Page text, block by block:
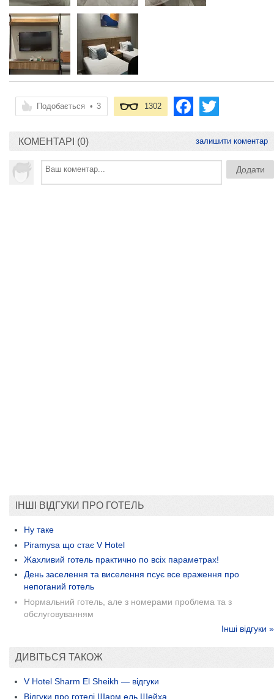
Подобається • 3 1302
КОМЕНТАРІ (0) залишити коментар
ІНШІ ВІДГУКИ ПРО ГОТЕЛЬ
Ну таке
Piramysa що стає V Hotel
Жахливий готель практично по всіх параметрах!
День заселення та виселення псує все враження про
непоганий готель
Нормальний готель, але з номерами проблема та з
обслуговуванням
Інші відгуки »
ДИВІТЬСЯ ТАКОЖ
V Hotel Sharm El Sheikh — відгуки
Відгуки про готелі Шарм ель Шейха